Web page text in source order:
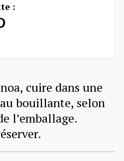
:
cuire dans une
bouillante, selon
l’emballage.